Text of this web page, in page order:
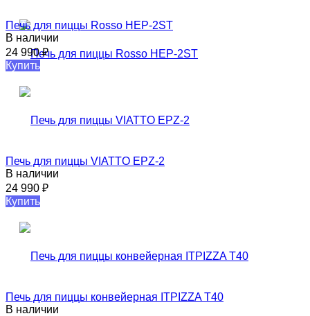
Печь для пиццы Rosso HEP-2ST
В наличии
24 990₽
Купить
Печь для пиццы VIATTO EPZ-2
В наличии
24 990 ₽
Купить
Печь для пиццы конвейерная ITPIZZA T40
В наличии